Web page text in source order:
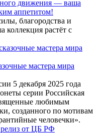
движения — ваша
аппетитом!
благородства и
растёт с
мастера мира
5 декабря 2025 года
серии Российская
любимым
созданного по мотивам
человечки».